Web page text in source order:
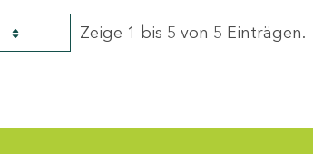
Zeige 1 bis 5 von 5 Einträgen.